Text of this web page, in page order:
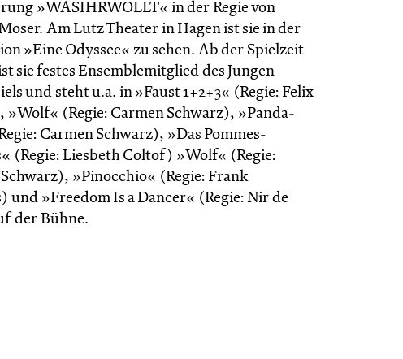
»WASIHRWOLLT« in der Regie von
Am Lutz Theater in Hagen ist sie in der
»Eine Odyssee« zu sehen. Ab der Spielzeit
sie festes Ensemblemitglied des Jungen
und steht u.a. in »Faust 1+2+3« (Regie: Felix
»Wolf« (Regie: Carmen Schwarz), »Panda-
Carmen Schwarz), »Das Pommes-
(Regie: Liesbeth Coltof) »Wolf« (Regie:
»Pinocchio« (Regie: Frank
und »Freedom Is a Dancer« (Regie: Nir de
der Bühne.